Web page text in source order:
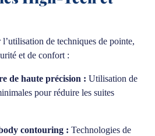
de techniques de pointe,
et de confort :
de haute précision : Utilisation de
pour réduire les suites
contouring : Technologies de